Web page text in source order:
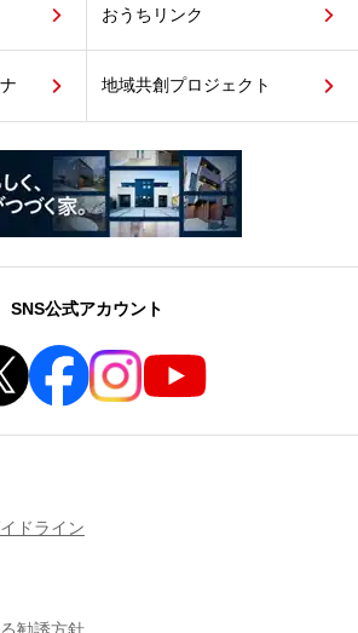
おうちリンク
地域共創プロジェクト
SNS公式アカウント
ドライン